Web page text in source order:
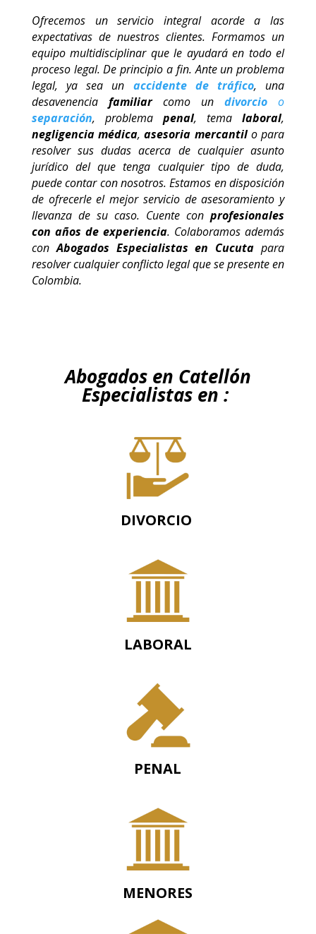
Ofrecemos un servicio integral acorde a las
expectativas de nuestros clientes. Formamos un
equipo multidisciplinar que le ayudará en todo el
proceso legal. De principio a fin. Ante un problema
legal, ya sea un accidente de tráfico, una
desavenencia familiarcomo undivorcio o
separación, problema penal, temalaboral,
negligencia médica,asesoria mercantilo para
resolver sus dudas acerca de cualquier asunto
jurídico del que tenga cualquier tipo de duda,
puede contar con nosotros. Estamos en disposición
de ofrecerle el mejor servicio de asesoramiento y
llevanza de su caso. Cuente conprofesionales
con años de experiencia. Colaboramos además
conAbogados Especialistas en Cucuta para
resolver cualquier conflicto legal que se presente en
Colombia.
Abogados en Catellón
Especialistas en :
DIVORCIO
LABORAL
PENAL
MENORES